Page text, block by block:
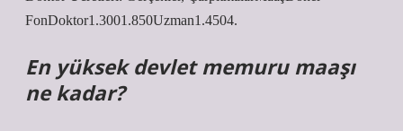
FonDoktor1.3001.850Uzman1.4504.
En yüksek devlet memuru maaşı
ne kadar?